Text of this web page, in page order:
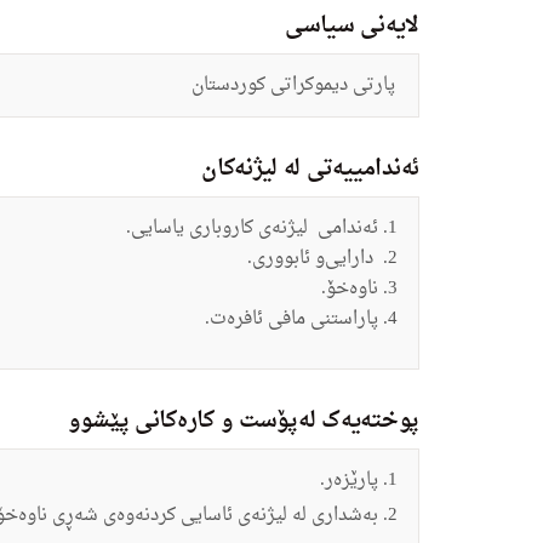
لایەنی سیاسی
پارتی دیموکراتی کوردستان
ئەندامییەتی لە لیژنەکان
ئەندامی لیژنه‌ى كاروبارى یاسایى.
دارایى‌و ئابوورى.
ناوه‌خۆ.
پاراستنى مافى ئافره‌ت.
پوختەیەک لەپۆست و کارەکانی پێشوو
پارێزه‌ر.
به‌شدارى له‌ لیژنه‌ى ئاسایى كردنه‌وه‌ى شه‌ڕى